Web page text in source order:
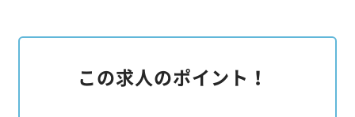
この求人のポイント！